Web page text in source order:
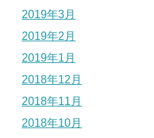
2019年3月
2019年2月
2019年1月
2018年12月
2018年11月
2018年10月